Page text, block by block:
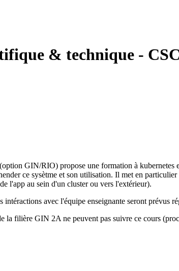
& technique -
GIN/RIO) propose une formation à
ce sysètme et son utilisation. Il met en
l'app au sein d'un cluster ou vers l'extérieur).
avec l'équipe enseignante seront prévus
la filière GIN 2A ne peuvent pas suivre ce cours